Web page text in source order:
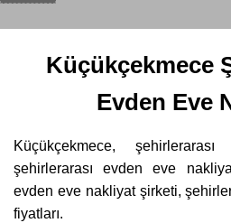
Küçükçekmece
Evden Eve
Küçükçekmece,
şehirlerarası evden eve
evden eve nakliyat şirketi,
fiyatları.